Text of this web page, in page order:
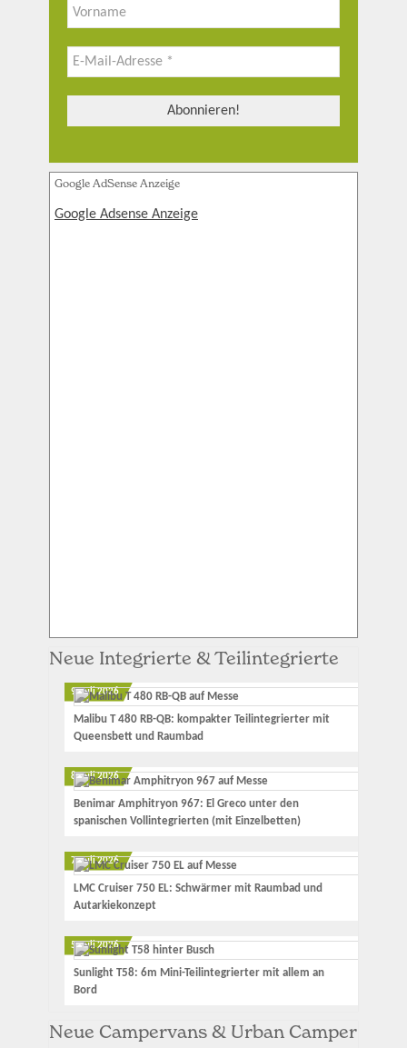
Google AdSense Anzeige
Google Adsense Anzeige
Neue Integrierte & Teilintegrierte
9. Juli 2026
Malibu T 480 RB-QB: kompakter Teilintegrierter mit
Queensbett und Raumbad
8. Juli 2026
Benimar Amphitryon 967: El Greco unter den
spanischen Vollintegrierten (mit Einzelbetten)
7. Juli 2026
LMC Cruiser 750 EL: Schwärmer mit Raumbad und
Autarkiekonzept
5. Juli 2026
Sunlight T58: 6m Mini-Teilintegrierter mit allem an
Bord
Neue Campervans & Urban Camper